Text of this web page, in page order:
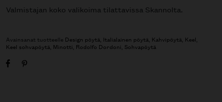
Valmistajan koko valikoima tilattavissa Skannolta.
Avainsanat tuotteelle Design pöytä, Italialainen pöytä, Kahvipöytä, Keel,
Keel sohvapöytä, Minotti, Rodolfo Dordoni, Sohvapöytä